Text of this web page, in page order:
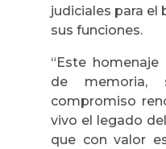
judiciales para el
sus funciones.
“Este
de memoria,
compromiso
vivo el legado
que con valor